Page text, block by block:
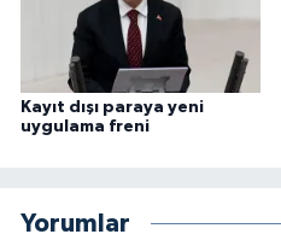
Kayıt dışı paraya yeni
uygulama freni
Yorumlar